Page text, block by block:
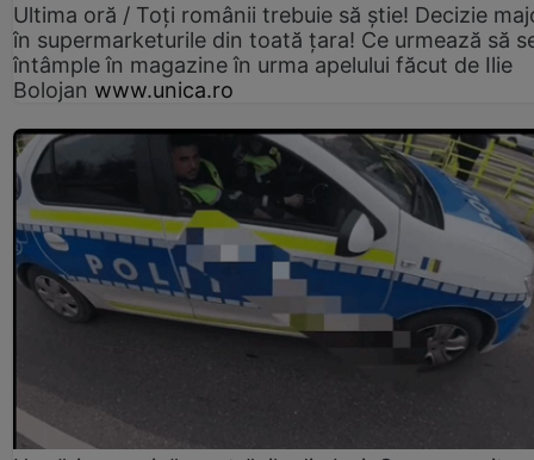
Ultima oră / Toți românii trebuie să știe! Decizie
în supermarketurile din toată țara! Ce urmează să
întâmple în magazine în urma apelului făcut de Ilie
Bolojan www.unica.ro